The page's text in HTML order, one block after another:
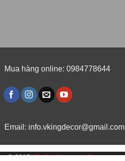
Mua hàng online: 0984778644
Email: info.vkingdecor@gmail.com
© 2015,Thiết kế website Dipigo